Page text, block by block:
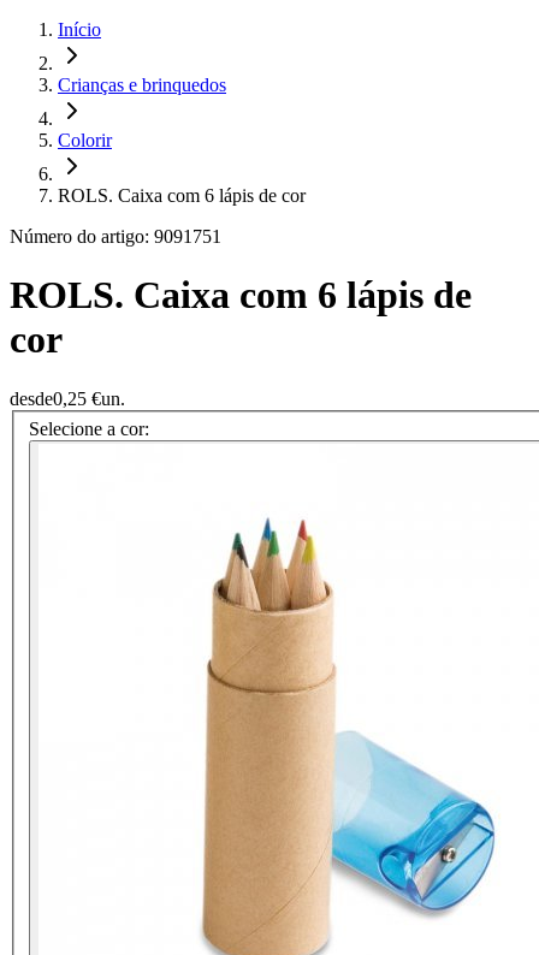
Início
Crianças e brinquedos
Colorir
ROLS. Caixa com 6 lápis de cor
Número do artigo: 9091751
ROLS. Caixa com 6 lápis de
cor
desde0,25 €un.
Selecione a cor: